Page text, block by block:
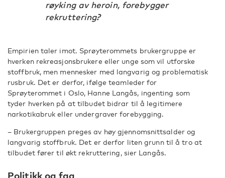
røyking av heroin, forebygger
rekruttering?
Empirien taler imot. Sprøyterommets brukergruppe er
hverken rekreasjonsbrukere eller unge som vil utforske
stoffbruk, men mennesker med langvarig og problematisk
rusbruk. Det er derfor, ifølge teamleder for
Sprøyterommet i Oslo, Hanne Langås, ingenting som
tyder hverken på at tilbudet bidrar til å legitimere
narkotikabruk eller undergraver forebygging.
– Brukergruppen preges av høy gjennomsnittsalder og
langvarig stoffbruk. Det er derfor liten grunn til å tro at
tilbudet fører til økt rekruttering, sier Langås.
Politikk og fag